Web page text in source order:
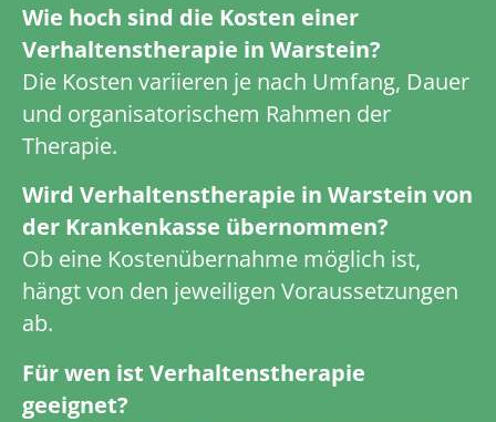
Wie hoch sind die Kosten einer
Verhaltenstherapie in Warstein?
Die Kosten variieren je nach Umfang, Dauer
und organisatorischem Rahmen der
Therapie.
Wird Verhaltenstherapie in Warstein von
der Krankenkasse übernommen?
Ob eine Kostenübernahme möglich ist,
hängt von den jeweiligen Voraussetzungen
ab.
Für wen ist Verhaltenstherapie
geeignet?